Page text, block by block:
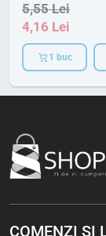
5,55Lei
4,16 Lei
1 buc
COMENZI ȘI